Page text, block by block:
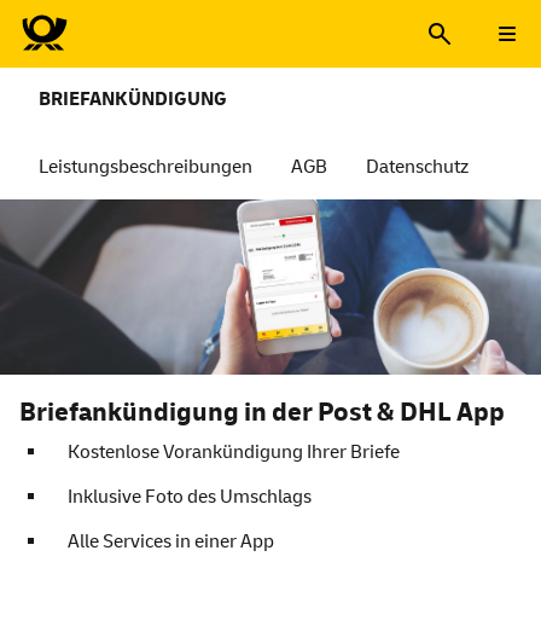
BRIEFANKÜNDIGUNG
Leistungsbeschreibungen AGB Datenschutz
Briefankündigung in der Post & DHL App
Kostenlose Vorankündigung Ihrer Briefe
Inklusive Foto des Umschlags
Alle Services in einer App